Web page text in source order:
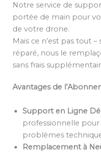
Notre service de
portée de main pour
de votre drone.
Mais ce n’est pas tout
réparé, nous le
sans frais
Avantages de
Support en Ligne
professionnelle
problèmes
Remplacement à